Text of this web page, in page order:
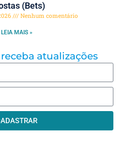
(Bets)
Nenhum comentário
LEIA MAIS »
atualizações